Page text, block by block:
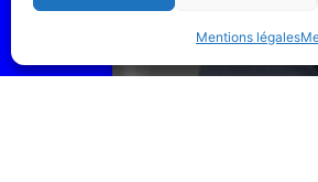
Mentions légales